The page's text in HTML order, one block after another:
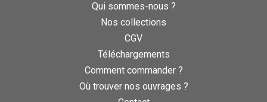
Qui sommes-nous ?
Nos collections
CGV
Téléchargements
Comment commander ?
Où trouver nos ouvrages ?